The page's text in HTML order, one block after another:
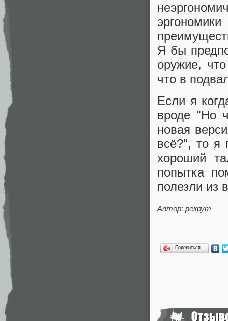
Я бы
оружие,
что в
Если я
вроде "Но
новая
всё?", то я
хороший
попытка
полезли из
Автор: рекрут
Поделиться…